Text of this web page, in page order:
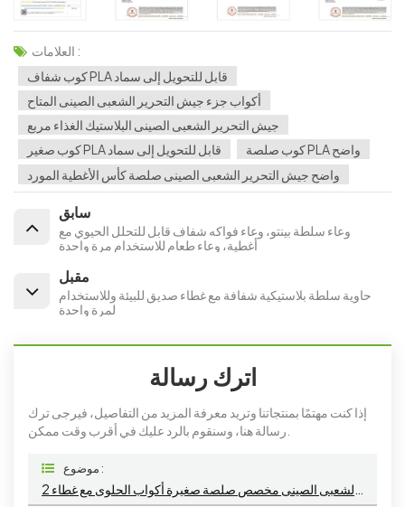
العلامات :
كوب شفاف PLA قابل للتحويل إلى سماد
أكواب جزء جيش التحرير الشعبى الصينى المتاح
جيش التحرير الشعبى الصينى البلاستيك الغذاء مربع
كوب صغير PLA قابل للتحويل إلى سماد
كوب صلصة PLA واضح
واضح جيش التحرير الشعبى الصينى صلصة كأس الأغطية المورد
سابق
وعاء سلطة بينتو، وعاء فواكه شفاف قابل للتحلل الحيوي مع
أغطية، وعاء طعام للاستخدام مرة واحدة
مقبل
حاوية سلطة بلاستيكية شفافة مع غطاء صديق للبيئة وللاستخدام
لمرة واحدة
اترك رسالة
إذا كنت مهتمًا بمنتجاتنا وتريد معرفة المزيد من التفاصيل، فيرجى ترك
موضوع :